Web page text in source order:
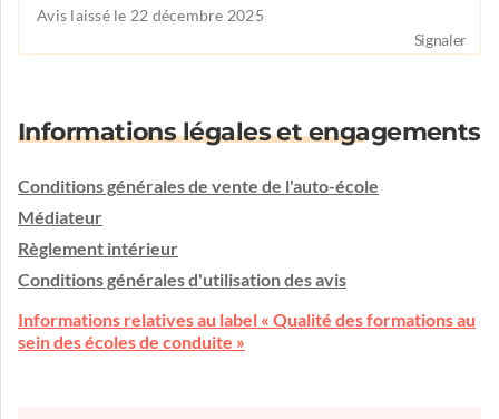
Avis laissé le 22 décembre 2025
Signaler
Informations légales et engagements
Conditions générales de vente de l'auto-école
Médiateur
Règlement intérieur
Conditions générales d'utilisation des avis
Informations relatives au label « Qualité des formations au
sein des écoles de conduite »